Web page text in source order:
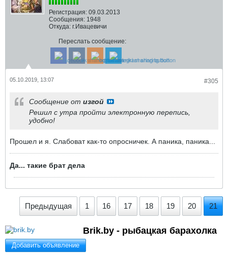
Регистрация: 09.03.2013
Сообщения: 1948
Откуда: г.Ивацевичи
Переслать сообщение:
#305
05.10.2019, 13:07
Сообщение от изгой
Решил с утра пройти электронную перепись,
удобно!
Прошел и я. Слабоват как-то опросничек. А паника, паника...
Да... такие брат дела
Предыдущая 1 16 17 18 19 20 21
Brik.by - рыбацкая барахолка
Добавить объявление